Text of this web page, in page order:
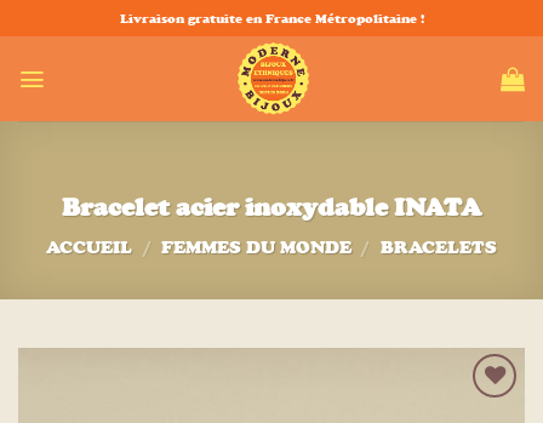
au
contenu
Livraison gratuite en France Métropolitaine !
Bracelet acier inoxydable INATA
ACCUEIL / FEMMES DU MONDE / BRACELETS